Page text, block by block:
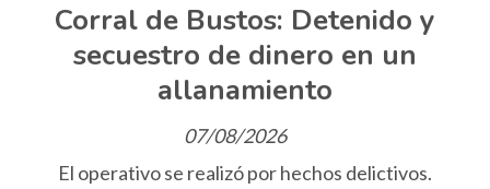
Corral de Bustos: Detenido y
secuestro de dinero en un
allanamiento
07/08/2026
El operativo se realizó por hechos delictivos.